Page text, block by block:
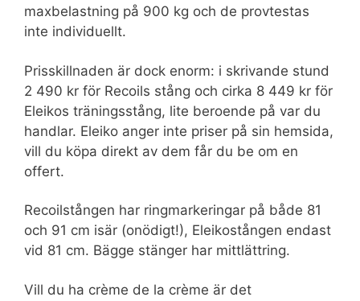
maxbelastning på 900 kg och de provtestas
inte individuellt.
Prisskillnaden är dock enorm: i skrivande stund
2 490 kr för Recoils stång och cirka 8 449 kr för
Eleikos träningsstång, lite beroende på var du
handlar. Eleiko anger inte priser på sin hemsida,
vill du köpa direkt av dem får du be om en
offert.
Recoilstången har ringmarkeringar på både 81
och 91 cm isär (onödigt!), Eleikostången endast
vid 81 cm. Bägge stänger har mittlättring.
Vill du ha crème de la crème är det